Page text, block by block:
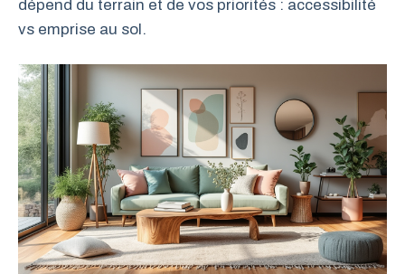
dépend du terrain et de vos priorités : accessibilité
vs emprise au sol.